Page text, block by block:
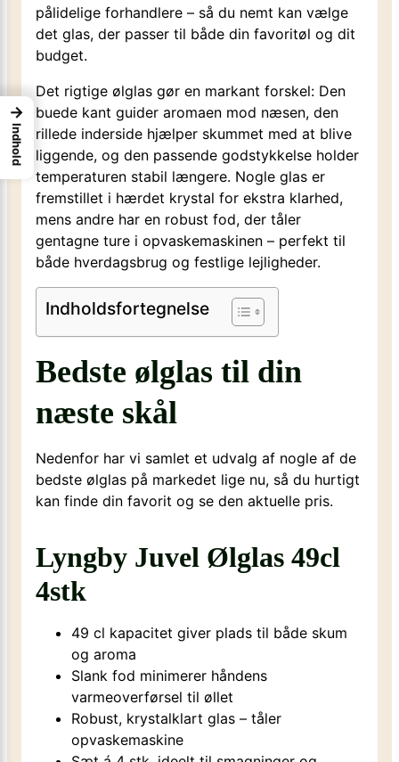
pålidelige forhandlere – så du nemt kan vælge
det glas, der passer til både din favoritøl og dit
budget.
Det rigtige ølglas gør en markant forskel: Den
buede kant guider aromaen mod næsen, den
rillede inderside hjælper skummet med at blive
liggende, og den passende godstykkelse holder
temperaturen stabil længere. Nogle glas er
fremstillet i hærdet krystal for ekstra klarhed,
mens andre har en robust fod, der tåler
gentagne ture i opvaskemaskinen – perfekt til
både hverdagsbrug og festlige lejligheder.
Indholdsfortegnelse
Bedste ølglas til din
næste skål
Nedenfor har vi samlet et udvalg af nogle af de
bedste ølglas på markedet lige nu, så du hurtigt
kan finde din favorit og se den aktuelle pris.
Lyngby Juvel Ølglas 49cl
4stk
49 cl kapacitet giver plads til både skum
og aroma
Slank fod minimerer håndens
varmeoverførsel til øllet
Robust, krystalklart glas – tåler
opvaskemaskine
→
Indhold